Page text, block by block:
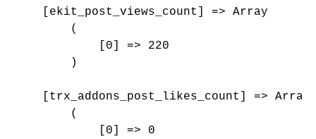
    [ekit_post_views_count] => Array
        (
            [0] => 220
        )
    [trx_addons_post_likes_count] => Array
        (
            [0] => 0